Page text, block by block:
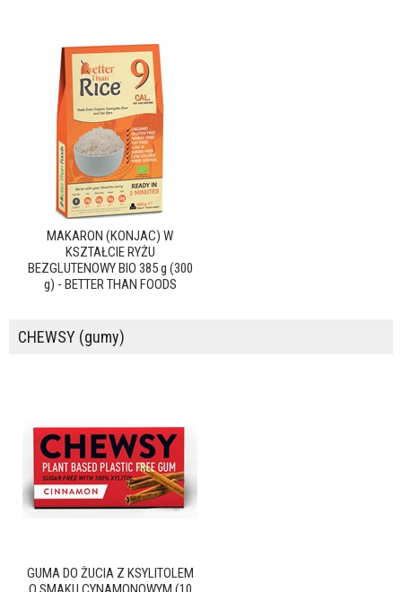
MAKARON (KONJAC) W
KSZTAŁCIE RYŻU
BEZGLUTENOWY BIO 385 g (300
g) - BETTER THAN FOODS
CHEWSY (gumy)
GUMA DO ŻUCIA Z KSYLITOLEM